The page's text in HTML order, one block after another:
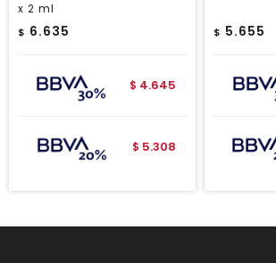
x 2 ml
$ 6.635
$ 4.645
$ 5.308
$ 5.655